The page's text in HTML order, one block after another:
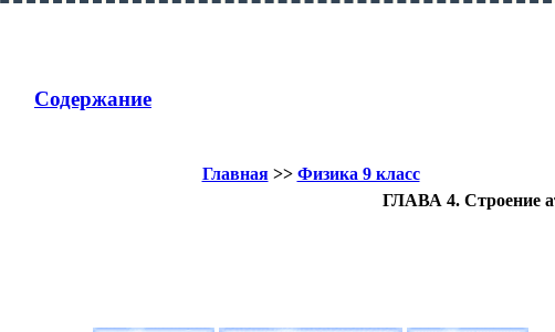
Содержание
Главная>> Физика 9 класс
ГЛАВА 4. Строение